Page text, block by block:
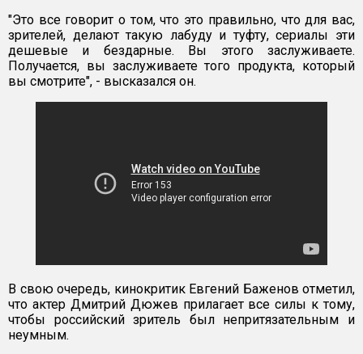
"Это все говорит о том, что это правильно, что для вас,
зрителей, делают такую лабуду и туфту, сериалы эти
дешевые и бездарные. Вы этого заслуживаете.
Получается, вы заслуживаете того продукта, который
вы смотрите", - высказался он.
В свою очередь, кинокритик Евгений Баженов отметил,
что актер Дмитрий Дюжев прилагает все силы к тому,
чтобы российский зритель был непритязательным и
неумным.